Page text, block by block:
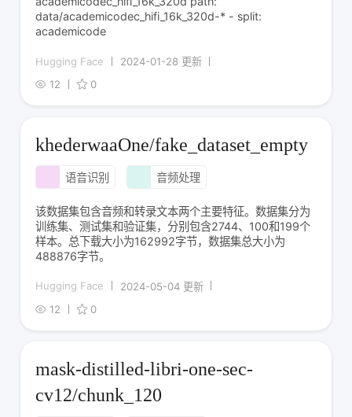
data/academicodec_hifi_16k_320d-* - split:
academicode
Hugging Face
2024-01-28 更新
12
0
khederwaaOne/fake_dataset_empty
语音识别 音频处理
该数据集包含音频和转录文本两个主要特征。数据集分为
训练集、测试集和验证集，分别包含2744、100和199个
样本。总下载大小为162992字节，数据集总大小为
488876字节。
Hugging Face
2024-05-04 更新
12
0
mask-distilled-libri-one-sec-
cv12/chunk_120